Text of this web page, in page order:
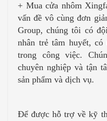
+ Mua cửa nhôm
vấn đề vô cùng đơn
Group, chúng tôi có
nhân trẻ tâm huyết,
trong công việc.
chuyên nghiệp và tận
sản phẩm và dịch vụ.
Để được hỗ trợ về kỹ